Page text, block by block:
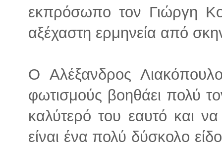
εκπρόσωπο τον Γιώργη
αξέχαστη ερμηνεία από
Ο Αλέξανδρος
φωτισμούς βοηθάει πολύ
καλύτερό του εαυτό και
είναι ένα πολύ δύσκολο